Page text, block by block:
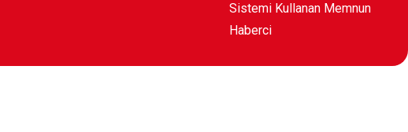
Sistemi Kullanan Memnun
Haberci